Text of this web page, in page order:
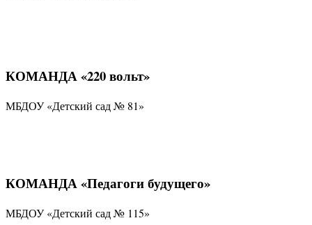
КОМАНДА «220 вольт»
МБДОУ «Детский сад № 81»
КОМАНДА «Педагоги будущего»
МБДОУ «Детский сад № 115»